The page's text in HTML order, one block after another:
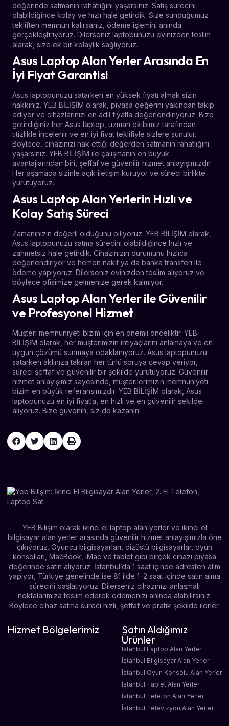
değerinde satmanın rahatlığını yaşarsınız. Satış sürecini
olabildiğince kolay ve hızlı hale getirdik. Size sunduğumuz
tekliften memnun kalırsanız, ödeme işlemini anında
gerçekleştiriyoruz. Dilerseniz laptopunuzu evinizden teslim
alarak, size ek bir kolaylık sağlıyoruz.
Asus Laptop Alan Yerler Arasında En
İyi Fiyat Garantisi
Asus laptopunuzu satarken en yüksek fiyatı almak sizin
hakkınız. YEB BİLİŞİM olarak, piyasa değerini yakından takip
ediyor ve cihazlarınızı en adil fiyatla değerlendiriyoruz. Bize
getirdiğiniz her Asus laptop, uzman ekibimiz tarafından
titizlikle incelenir ve en iyi fiyat teklifiyle sizlere sunulur.
Böylece, cihazınızı hak ettiği değerden satmanın rahatlığını
yaşarsınız. YEB BİLİŞİM ile çalışmanın en büyük
avantajlarından biri, şeffaf ve güvenilir hizmet anlayışımızdır.
Her aşamada sizinle açık iletişim kuruyor ve süreci birlikte
yürütüyoruz.
Asus Laptop Alan Yerlerin Hızlı ve
Kolay Satış Süreci
Zamanınızın değerli olduğunu biliyoruz. YEB BİLİŞİM olarak,
Asus laptopunuzu satma sürecini olabildiğince hızlı ve
zahmetsiz hale getirdik. Cihazınızın durumunu hızlıca
değerlendiriyor ve hemen nakit ya da banka transferi ile
ödeme yapıyoruz. Dilerseniz evinizden teslim alıyoruz ve
böylece ofisimize gelmenize gerek kalmıyor.
Asus Laptop Alan Yerler ile Güvenilir
ve Profesyonel Hizmet
Müşteri memnuniyeti bizim için en önemli önceliktir. YEB
BİLİŞİM olarak, her müşterimizin ihtiyaçlarını anlamaya ve en
uygun çözümü sunmaya odaklanıyoruz. Asus laptopunuzu
satarken aklınıza takılan her türlü soruya cevap veriyor,
süreci şeffaf ve güvenilir bir şekilde yürütüyoruz. Güvenilir
hizmet anlayışımız sayesinde, müşterilerimizin memnuniyeti
bizim en büyük referansımızdır. YEB BİLİŞİM olarak, Asus
laptopunuzu en iyi fiyatla, en hızlı ve en güvenilir şekilde
alıyoruz. Bize güvenin, siz de kazanın!
YEB Bilişim olarak ikinci el laptop alan yerler ve ikinci el
bilgisayar alan yerler arasında güvenilir hizmet anlayışımızla öne
çıkıyoruz. Oyuncu bilgisayarları, dizüstü bilgisayarlar, oyun
konsolları, MacBook, iMac ve tablet gibi birçok cihazı piyasa
değerinde satın alıyoruz. İstanbul’da 1 saat içinde adresten alım
yapıyor, Türkiye genelinde ise 81 ilde 1–2 saat içinde satın alma
sürecini başlatıyoruz. Dilerseniz cihazınızı anlaşmalı
noktalarımıza teslim ederek ödemenizi anında alabilirsiniz.
Böylece cihaz satma süreci hızlı, şeffaf ve pratik şekilde ilerler.
Hizmet Bölgelerimiz
Satın Aldığımız
Ürünler
İstanbul Laptop Alan Yerler
İstanbul Bilgisayar Alan Yerler
İstanbul Oyun Konsolu Alan Yerler
İstanbul Tablet Alan Yerler
İstanbul Telefon Alan Yerler
İstanbul Televizyon Alan Yerler